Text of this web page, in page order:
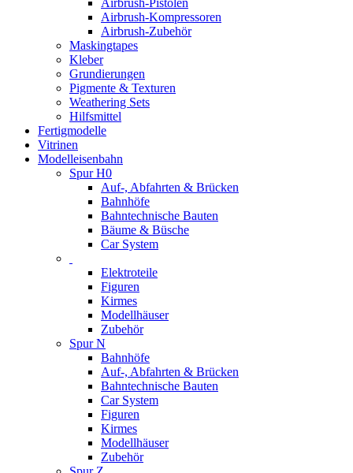
Airbrush-Pistolen
Airbrush-Kompressoren
Airbrush-Zubehör
Maskingtapes
Kleber
Grundierungen
Pigmente & Texturen
Weathering Sets
Hilfsmittel
Fertigmodelle
Vitrinen
Modelleisenbahn
Spur H0
Auf-, Abfahrten & Brücken
Bahnhöfe
Bahntechnische Bauten
Bäume & Büsche
Car System
Elektroteile
Figuren
Kirmes
Modellhäuser
Zubehör
Spur N
Bahnhöfe
Auf-, Abfahrten & Brücken
Bahntechnische Bauten
Car System
Figuren
Kirmes
Modellhäuser
Zubehör